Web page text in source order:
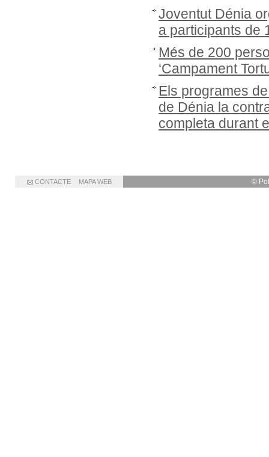
Joventut Dénia
a participants de
Més de 200
‘Campament
Els programes
de Dénia la
completa durant
©
CONTACTE MAPA WEB